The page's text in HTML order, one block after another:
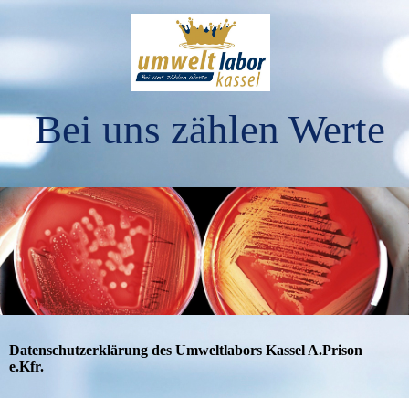
Bei uns zählen Werte
Datenschutzerklärung des Umweltlabors Kassel A.Prison
e.Kfr.